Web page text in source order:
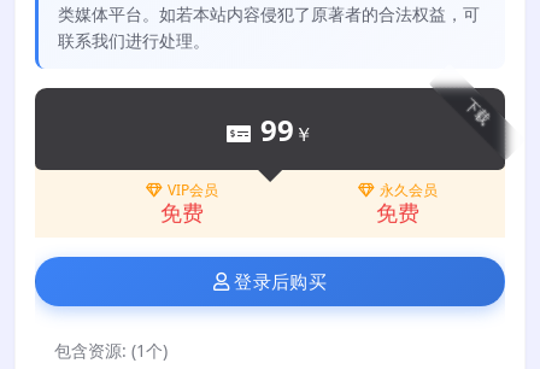
类媒体平台。如若本站内容侵犯了原著者的合法权益，可
联系我们进行处理。
下载
99 ￥
VIP会员
免费
永久会员
免费
登录后购买
包含资源: (1个)